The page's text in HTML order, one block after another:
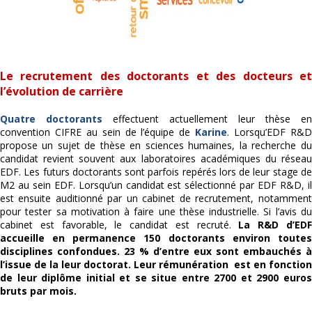
Le recrutement des doctorants et des docteurs et
l’évolution de carrière
Quatre doctorants effectuent actuellement leur thèse en
convention CIFRE au sein de l’équipe de Karine. Lorsqu’EDF R&D
propose un sujet de thèse en sciences humaines, la recherche du
candidat revient souvent aux laboratoires académiques du réseau
EDF. Les futurs doctorants sont parfois repérés lors de leur stage de
M2 au sein EDF. Lorsqu’un candidat est sélectionné par EDF R&D, il
est ensuite auditionné par un cabinet de recrutement, notamment
pour tester sa motivation à faire une thèse industrielle. Si l’avis du
cabinet est favorable, le candidat est recruté. La R&D d’EDF
accueille en permanence 150 doctorants environ toutes
disciplines confondues. 23 % d’entre eux sont embauchés à
l’issue de la leur doctorat. Leur rémunération est en fonction
de leur diplôme initial et se situe entre 2700 et 2900 euros
bruts par mois.